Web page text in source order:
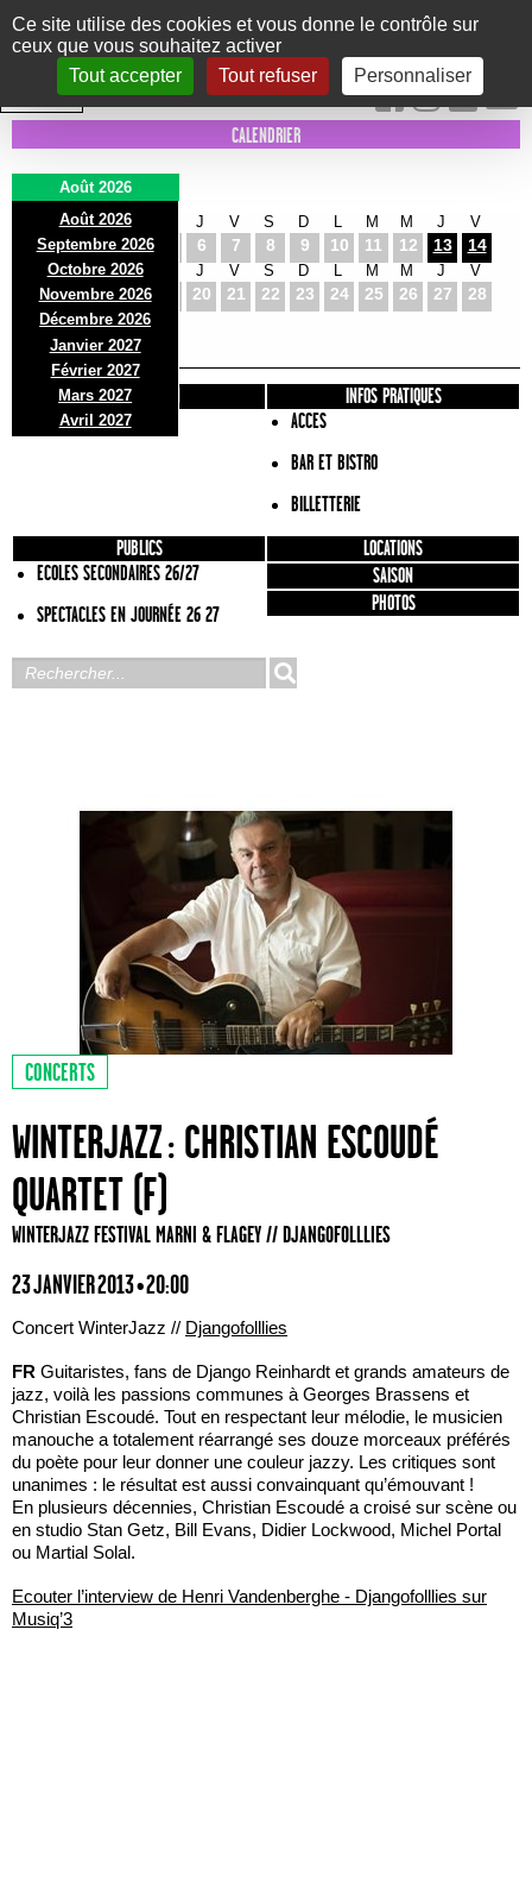
Panneau de gestion des cookies
Ce site utilise des cookies et vous donne le contrôle sur
ceux que vous souhaitez activer
Tout accepter
Tout refuser Personnaliser
Le Marni
CONCERTS DANSE/CIRQUE THÉÂTRE KIDS EXPOS EVENTS
INTRA MUROS
CALENDRIER
Août 2026
Août 2026
Septembre 2026
Octobre 2026
Novembre 2026
Décembre 2026
Janvier 2027
Février 2027
Mars 2027
Avril 2027
D
2
L
3
M
4
J
6
V
7
S
8
D
9 10
M
11
M
12
J
13
V
14
D
16
L
17
M
18
J
20
V
21
S
22
D
23 24
M
25
M
26
J
27
V
28
D
30
L
31
PRÉSENTATION
INFOS PRATIQUES
ACCES
BAR ET BISTRO
BILLETTERIE
PUBLICS
ECOLES SECONDAIRES 26/27
SPECTACLES EN JOURNÉE 26 27
LOCATIONS
SAISON
PHOTOS
CONCERTS
WINTERJAZZ : CHRISTIAN ESCOUDÉ
QUARTET (F)
WINTERJAZZ FESTIVAL MARNI & FLAGEY // DJANGOFOLLLIES
23 JANVIER 2013 • 20:00
Concert WinterJazz // Djangofolllies
FR Guitaristes, fans de Django Reinhardt et grands amateurs de
jazz, voilà les passions communes à Georges Brassens et
Christian Escoudé. Tout en respectant leur mélodie, le musicien
manouche a totalement réarrangé ses douze morceaux préférés
du poète pour leur donner une couleur jazzy. Les critiques sont
unanimes : le résultat est aussi convainquant qu’émouvant !
En plusieurs décennies, Christian Escoudé a croisé sur scène ou
en studio Stan Getz, Bill Evans, Didier Lockwood, Michel Portal
ou Martial Solal.
Ecouter l’interview de Henri Vandenberghe - Djangofolllies sur
Musiq’3